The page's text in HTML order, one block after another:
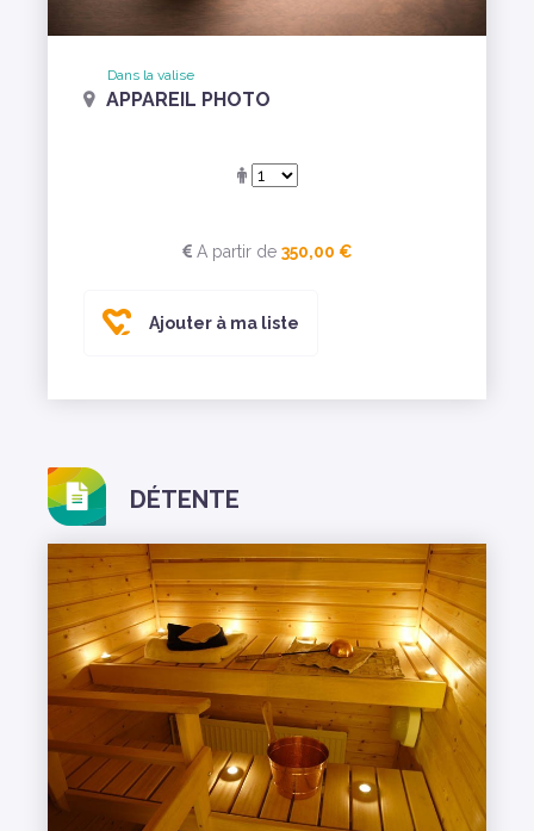
Dans la valise
APPAREIL PHOTO
A partir de 350,00 €
Ajouter à ma liste
DÉTENTE